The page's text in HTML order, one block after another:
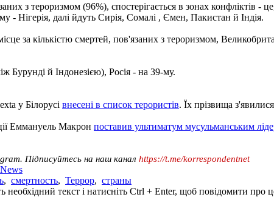
з тероризмом (96%), спостерігається в зонах конфліктів
- Нігерія, далі йдуть Сирія, Сомалі , Ємен, Пакистан й Індія.
за кількістю смертей, пов'язаних з тероризмом,
Бурунді й Індонезією), Росія - на 39-му.
у Білорусі внесені в список терористів. Їх прізвища
Еммануель Макрон поставив ультиматум мусульманським
Підписуйтесь на наш канал https://t.me/korrespondentnet
, смертность, Террор, страны
необхідний текст і натисніть Ctrl + Enter, щоб повідомити про